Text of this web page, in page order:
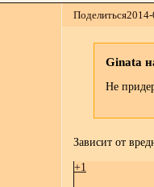
Поделиться
Ginata
Не
Зависит от
+1